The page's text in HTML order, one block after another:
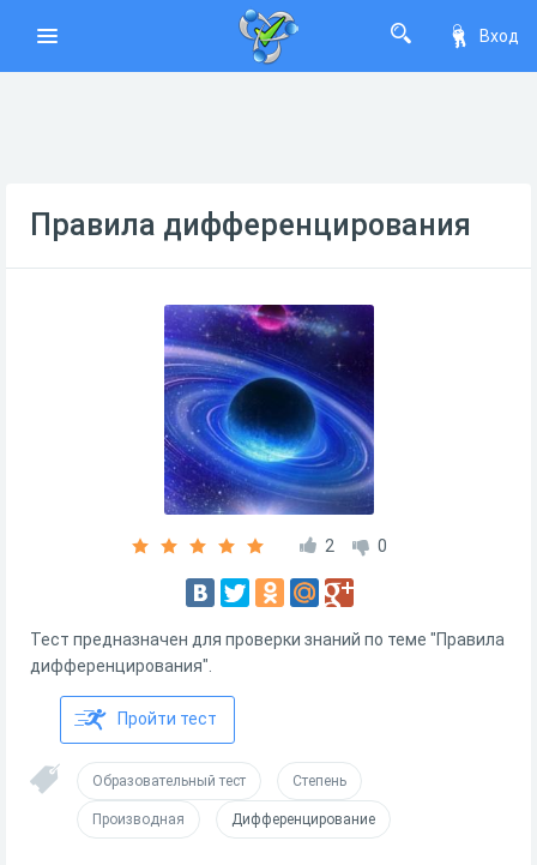
Вход
Правила дифференцирования
2 0
Тест предназначен для проверки знаний по теме "Правила
дифференцирования".
Пройти тест
Образовательный тест Степень
Производная Дифференцирование